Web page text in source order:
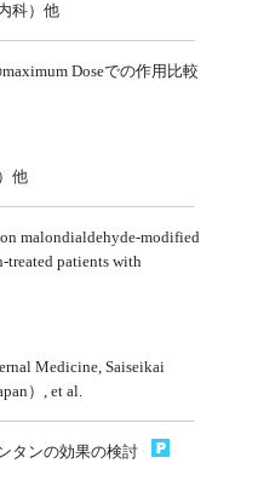
科）他
Doseでの作用比較
他
malondialdehyde-modified
patients with
Medicine, Saiseikai
）, et al.
タンの効果の検討